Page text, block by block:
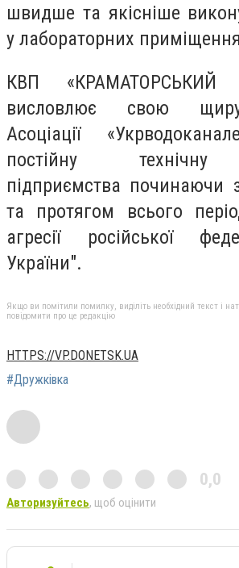
швидше та якісніше
у лабораторних
КВП «КРАМАТОРСЬКИЙ
висловлює свою
Асоціації
постійну технічну
підприємства починаючи
та протягом всього
агресії російської
України".
Якщо ви помітили помилку, виділіть необхідний текст і
повідомити про це редакцію
HTTPS://VP.DONETSK.UA
#Дружківка
0,0
Авторизуйтесь, щоб оцінити